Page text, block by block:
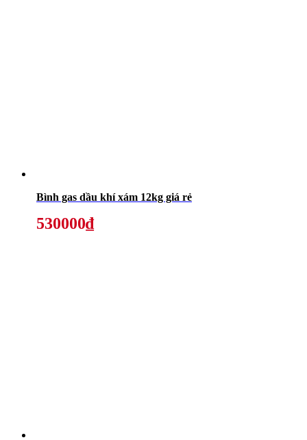
Bình gas dầu khí xám 12kg giá rẻ
530000₫